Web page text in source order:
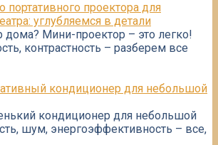
портативного проектора для
углубляемся в детали
дома? Мини-проектор – это легко!
контрастность – разберем все
кондиционер для небольшой
кондиционер для небольшой
шум, энергоэффективность – все,